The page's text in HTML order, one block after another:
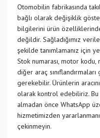
Otomobilin fabrikasında
bağlı olarak değişiklik
bilgilerini ürün
değildir. Sağladığımız
şekilde tanımlamanız için
Stok numarası, motor kodu,
diğer araç sınıflandırmaları
gerekebilir. Ürünlerin
olarak kontrol edebiliriz.
almadan önce WhatsApp
hizmetimizden
çekinmeyin.